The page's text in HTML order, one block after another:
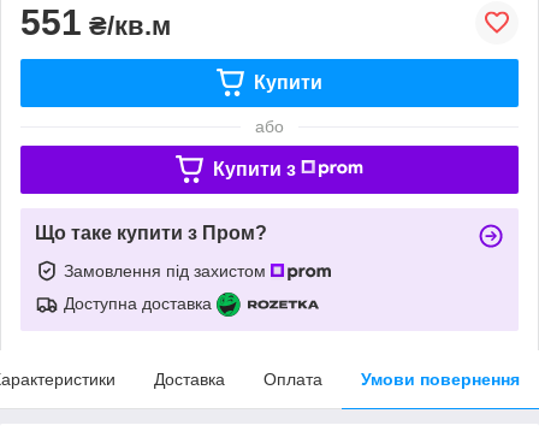
551 ₴/кв.м
Купити
або
Купити з
Що таке купити з Пром?
Замовлення під захистом
Доступна доставка
Доставка Оплата Умови повернення